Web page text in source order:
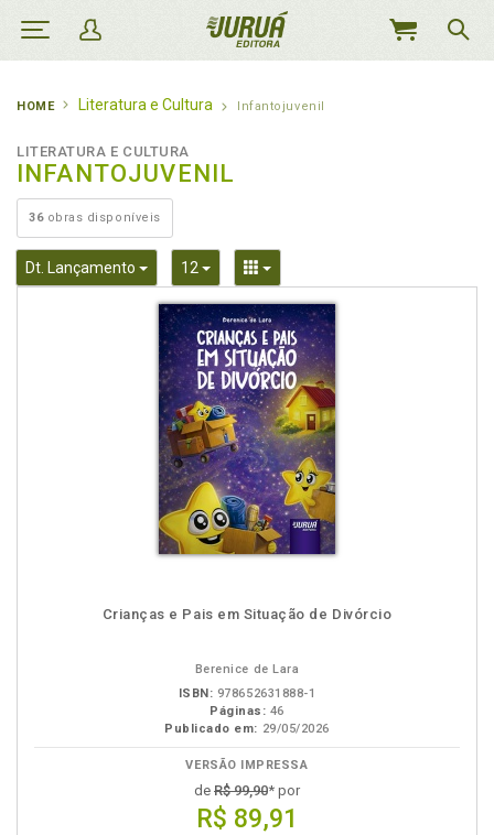
MEU
HOME Literatura e Cultura Infantojuvenil
LITERATURA E CULTURA
INFANTOJUVENIL
36obras disponíveis
Dt. Lançamento Toggle Dropdown
12 Toggle DropdownToggle Dropdown
Crianças e Pais em Situação de Divórcio
Berenice de Lara
ISBN: 978652631888-1
Páginas: 46
Publicado em: 29/05/2026
VERSÃO IMPRESSA
de R$ 99,90* por
R$ 89,91